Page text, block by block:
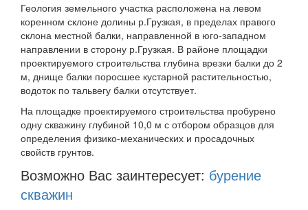
Геология земельного участка расположена на левом
коренном склоне долины р.Грузкая, в пределах правого
склона местной балки, направленной в юго-западном
направлении в сторону р.Грузкая. В районе площадки
проектируемого строительства глубина врезки балки до 2
м, днище балки поросшее кустарной растительностью,
водоток по тальвегу балки отсутствует.
На площадке проектируемого строительства пробурено
одну скважину глубиной 10,0 м с отбором образцов для
определения физико-механических и просадочных
свойств грунтов.
Возможно Вас заинтересует: бурение
скважин